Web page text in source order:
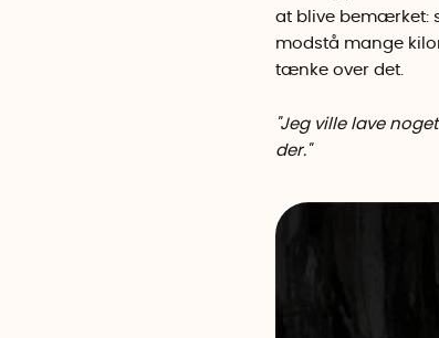
at blive bemærket:
modstå mange
tænke over det.
"Jeg ville lave
der."